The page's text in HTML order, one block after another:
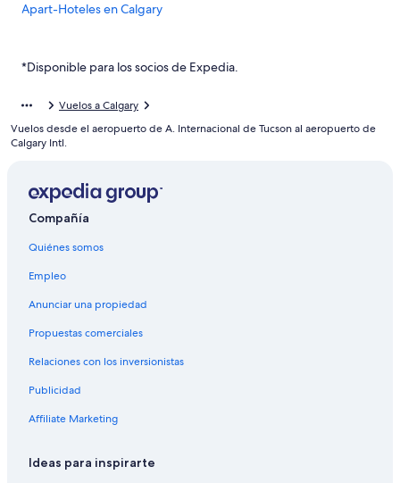
Apart-Hoteles en Calgary
Hoteles de lujo en Calgary
Hoteles con desayuno incluido en Calgary
Hoteles con parque acuático en Calgary
Hoteles que aceptan mascotas en Calgary
Hoteles en Calgary
Moteles en Calgary
Residencias en Calgary
Hoteles en Banff Trail
Casas de ciudad en Northeast Calgary
Hoteles con concierge en Northeast Calgary
Hoteles con spa en Northeast Calgary
Hoteles en Balzac
*Disponible para los socios de Expedia.
Vuelos a Calgary
Vuelos desde el aeropuerto de A. Internacional de Tucson al aeropuerto de
Calgary Intl.
Compañía
Quiénes somos
Empleo
Anunciar una propiedad
Propuestas comerciales
Relaciones con los inversionistas
Publicidad
Affiliate Marketing
Ideas para inspirarte